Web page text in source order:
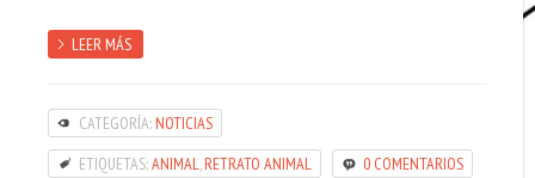
LEER MÁS
CATEGORÍA: NOTICIAS
ETIQUETAS:ANIMAL,RETRATO ANIMAL 0 COMENTARIOS